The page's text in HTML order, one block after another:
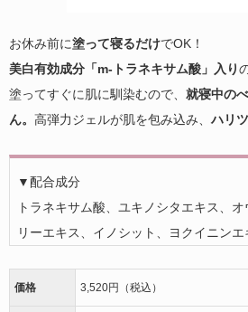
お休み前に塗って寝るだけでOK！
美白有効成分「m-トラネキサム酸」入り
塗ってすぐに肌に馴染むので、 就寝中の
ん。 高弾力ジェルが肌を包み込み、ハリ
▼配合成分
トラネキサム酸、ユキノシタエキス、
リーエキス、イノシット、ヨクイニン
価格 3,520円（税込）